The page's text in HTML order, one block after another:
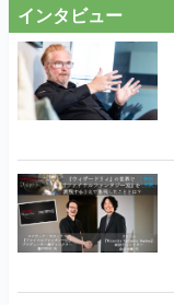
インタビュー